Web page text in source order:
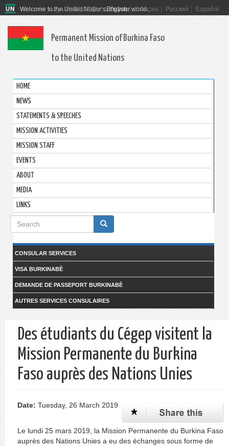
Welcome to the United Nations. It's your world.
العربية 简体中文 English Français Русский Español
Permanent Mission of Burkina Faso
to the United Nations
HOME
NEWS
STATEMENTS & SPEECHES
MISSION ACTIVITIES
MISSION STAFF
EVENTS
ABOUT
MEDIA
LINKS
Search
form
Search
CONSULAR SERVICES
VISA BURKINABÈ
DEMANDE DE PASSEPORT BURKINABÈ
AUTRES SERVICES CONSULAIRES
Des étudiants du Cégep visitent la
Mission Permanente du Burkina
Faso auprès des Nations Unies
Date: Tuesday, 26 March 2019
Le lundi 25 mars 2019, la Mission Permanente du Burkina Faso
auprès des Nations Unies a eu des échanges sous forme de